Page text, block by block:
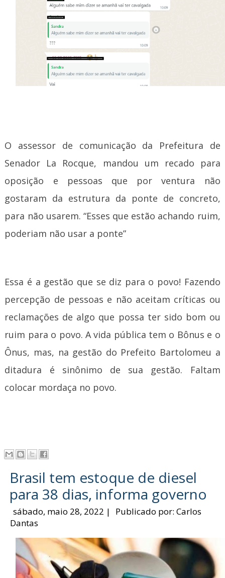
O assessor de comunicação da Prefeitura de
Senador La Rocque, mandou um recado para
oposição e pessoas que por ventura não
gostaram da estrutura da ponte de concreto,
para não usarem. “Esses que estão achando ruim,
poderiam não usar a ponte”
Essa é a gestão que se diz para o povo! Fazendo
percepção de pessoas e não aceitam críticas ou
reclamações de algo que possa ter sido bom ou
ruim para o povo. A vida pública tem o Bônus e o
Ônus, mas, na gestão do Prefeito Bartolomeu a
ditadura é sinônimo de sua gestão. Faltam
colocar mordaça no povo.
Brasil tem estoque de diesel
para 38 dias, informa governo
sábado, maio 28, 2022 | Publicado por:Carlos
Dantas